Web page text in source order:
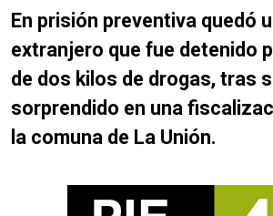
En prisión preventiva quedó
extranjero que fue detenido
de dos kilos de drogas, tras
sorprendido en una
la comuna de La Unión.